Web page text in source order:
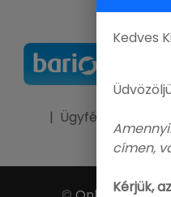
| Ügyfélszolgálat
Kedves
címen,
Kérjük,